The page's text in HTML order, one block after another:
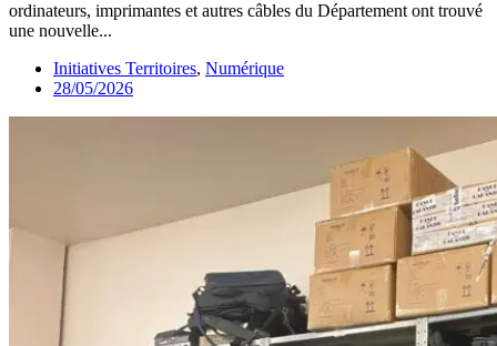
ordinateurs, imprimantes et autres câbles du Département ont trouvé
une nouvelle...
Initiatives Territoires, Numérique
28/05/2026